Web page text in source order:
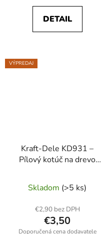
DETAIL
VÝPREDAJ
Kraft-Dele KD931 –
Pílový kotúč na drevo
(widia)
Skladom (>5 ks)
€2,90 bez DPH
€3,50